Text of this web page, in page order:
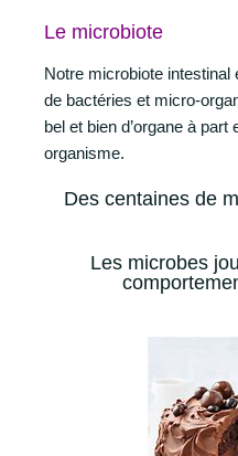
Le microbiote
Notre microbiote intestinal
de bactéries et micro-
bel et bien d’organe à part
organisme.
Des centaines de
Les microbes